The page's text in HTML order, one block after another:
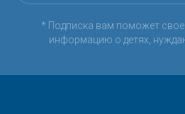
* Подписка вам поможет
информацию о детях,